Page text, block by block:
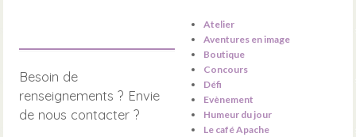
Atelier
Aventures en image
Boutique
Concours
Défi
Evènement
Humeur du jour
Le café Apache
Besoin de
renseignements ? Envie
de nous contacter ?